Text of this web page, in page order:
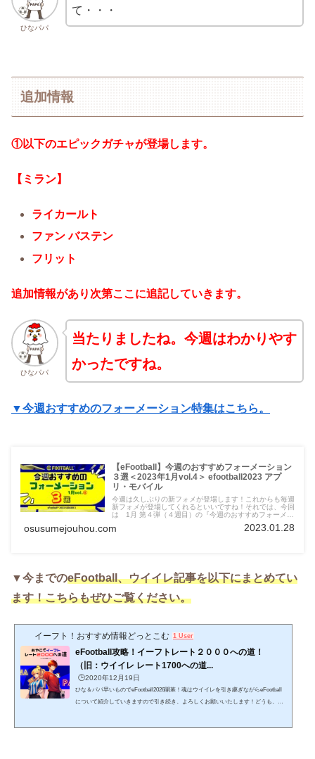
ひなパパ
て・・・
追加情報
①以下のエピックガチャが登場します。
【ミラン】
ライカールト
ファン バステン
フリット
追加情報があり次第ここに追記していきます。
ひなパパ
当たりましたね。今週はわかりやす
かったですね。
▼今週おすすめのフォーメーション特集はこちら。
【eFootball】今週のおすすめフォーメーション
３選＜2023年1月vol.4＞ efootball2023 アプ
リ・モバイル
今週は久しぶりの新フォメが登場します！これからも毎週
新フォメが登場してくれるといいですね！それでは、今回
は 1月 第４弾（４週目）の『今週のおすすめフォーメー
ーション、特殊なフォーメーション、人気のフォーメーシ
osusumejouhou.com 2023.01.28
▼今までのeFootball、ウイイレ記事を以下にまとめてい
ます！こちらもぜひご覧ください。
イーフト！おすすめ情報どっとこむ 1 User
eFootball攻略！イーフトレート２０００への道！
（旧：ウイイレ レート1700への道...
🕒️2020年12月19日
ひな＆パパ早いものでeFootball2026開幕！魂はウイイレを引き継ぎながらeFootball
について紹介していきますので引き続き、よろしくお願いいたします！どうも、ひ